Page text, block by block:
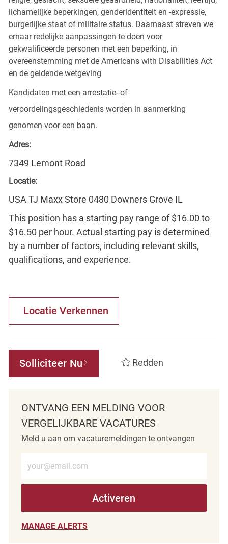
lichamelijke beperkingen, genderidentiteit en -expressie,
burgerlijke staat of militaire status. Daarnaast streven we
ernaar redelijke aanpassingen te doen voor
gekwalificeerde personen met een beperking, in
overeenstemming met de Americans with Disabilities Act
en de geldende wetgeving
Kandidaten met een arrestatie- of
veroordelingsgeschiedenis worden in aanmerking
genomen voor een baan.
Adres:
7349 Lemont Road
Locatie:
USA TJ Maxx Store 0480 Downers Grove IL
This position has a starting pay range of $16.00 to
$16.50 per hour. Actual starting pay is determined
by a number of factors, including relevant skills,
qualifications, and experience.
Locatie Verkennen
Solliciteer Nu Redden
ONTVANG EEN MELDING VOOR
VERGELIJKBARE VACATURES
Meld u aan om vacaturemeldingen te ontvangen
Activeren
MANAGE ALERTS